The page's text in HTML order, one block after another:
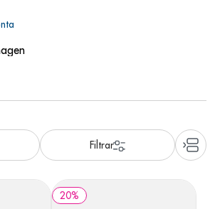
20%
buscados